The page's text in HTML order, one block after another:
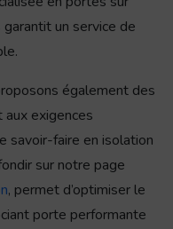
un service de
également des
exigences
savoir-faire en isolation
sur notre page
, permet d’optimiser le
porte performante